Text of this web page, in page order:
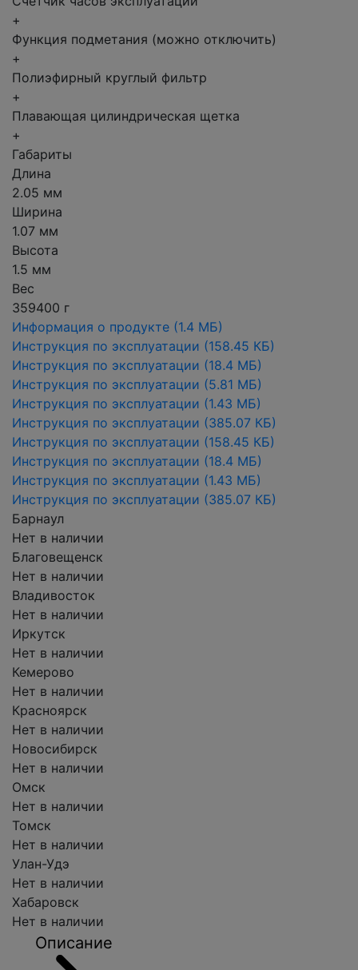
+
Функция подметания (можно отключить)
+
Полиэфирный круглый фильтр
+
Плавающая цилиндрическая щетка
+
Габариты
Длина
2.05 мм
Ширина
1.07 мм
Высота
1.5 мм
Вес
359400 г
Информация о продукте (1.4 МБ)
Инструкция по эксплуатации (158.45 КБ)
Инструкция по эксплуатации (18.4 МБ)
Инструкция по эксплуатации (5.81 МБ)
Инструкция по эксплуатации (1.43 МБ)
Инструкция по эксплуатации (385.07 КБ)
Инструкция по эксплуатации (158.45 КБ)
Инструкция по эксплуатации (18.4 МБ)
Инструкция по эксплуатации (1.43 МБ)
Инструкция по эксплуатации (385.07 КБ)
Барнаул
Нет в наличии
Благовещенск
Нет в наличии
Владивосток
Нет в наличии
Иркутск
Нет в наличии
Кемерово
Нет в наличии
Красноярск
Нет в наличии
Новосибирск
Нет в наличии
Омск
Нет в наличии
Томск
Нет в наличии
Улан-Удэ
Нет в наличии
Хабаровск
Нет в наличии
Описание